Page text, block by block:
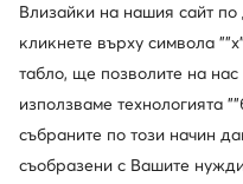
Влизайки на нашия сайт
кликнете върху символа
табло, ще позволите на
използваме технологията
събраните по този начин
съобразени с Вашите